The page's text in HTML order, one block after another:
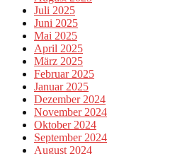
Juli 2025
Juni 2025
Mai 2025
April 2025
März 2025
Februar 2025
Januar 2025
Dezember 2024
November 2024
Oktober 2024
September 2024
August 2024